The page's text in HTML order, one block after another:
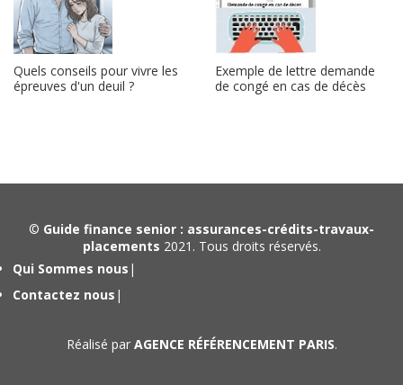
Quels conseils pour vivre les
épreuves d'un deuil ?
Exemple de lettre demande
de congé en cas de décès
© Guide finance senior : assurances-crédits-travaux-
placements 2021. Tous droits réservés.
Qui Sommes nous |
Contactez nous |
Réalisé par AGENCE RÉFÉRENCEMENT PARIS.